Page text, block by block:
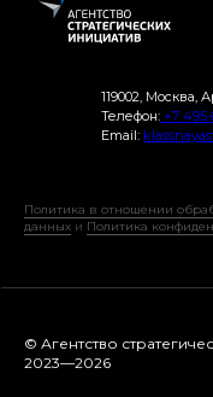
Политика в отношении
данных и Политика
© Агентство
2023—2026
119002, Москва,
Телефон: +7 495
Email: